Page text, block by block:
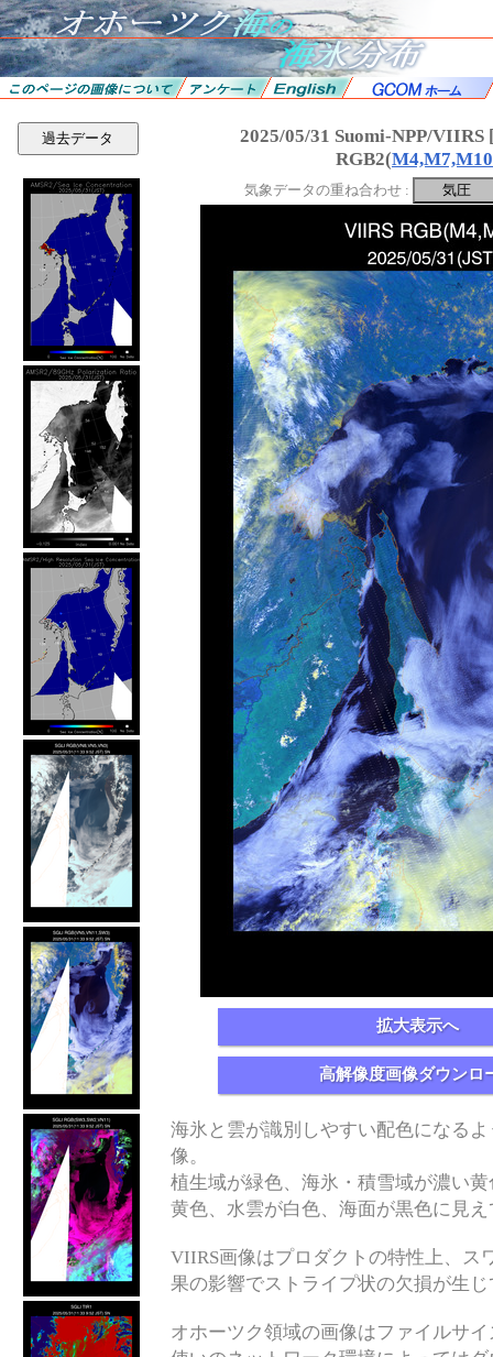
過去データ
2025/05/31 Suomi-NPP/
RGB2(M4,M7,M10
気象データの重ね合わせ :
拡大表示へ
高解像度画像ダウンロ
海氷と雲が識別しやすい配色になる
像。
植生域が緑色、海氷・積雪域が濃い
黄色、水雲が白色、海面が黒色に見
VIIRS画像はプロダクトの特性上、ス
果の影響でストライプ状の欠損が生
オホーツク領域の画像はファイルサ